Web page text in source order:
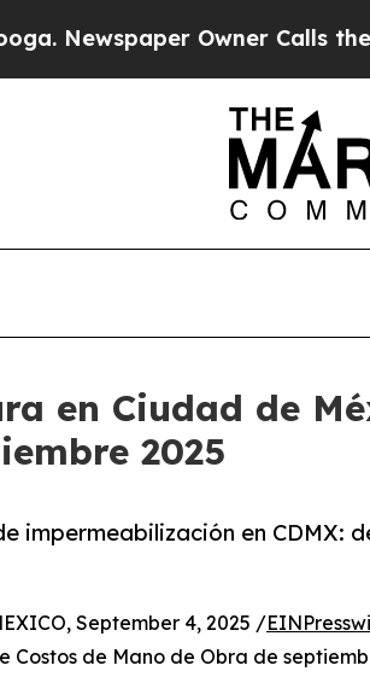
Owner Calls the
en Ciudad de
2025
impermeabilización en CDMX:
September 4, 2025 /
Costos de Mano de Obra de